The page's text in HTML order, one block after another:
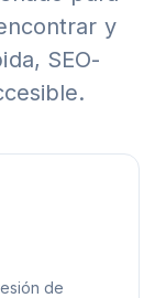
y
SEO-
de